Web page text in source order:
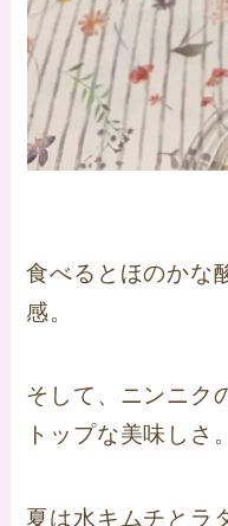
食べるとほのかな
感。
そして、ニンニク
トップな美味しさ。
夏は水キムチとラ